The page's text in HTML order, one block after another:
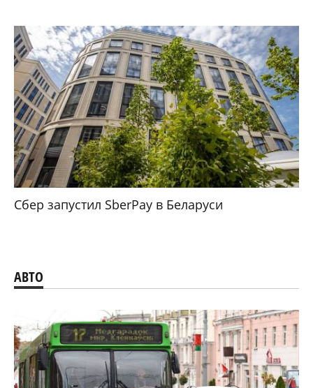
Сбер запустил SberPay в Беларуси
АВТО